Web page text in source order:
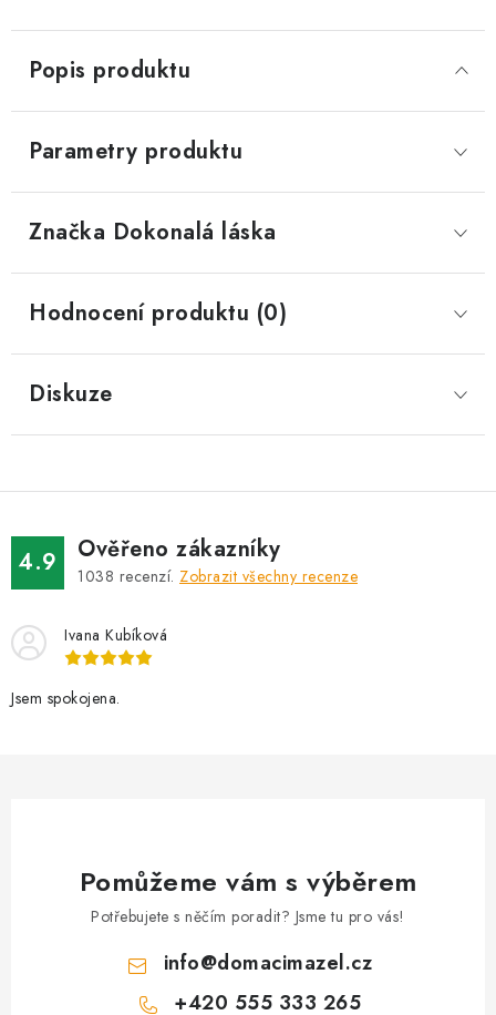
Popis produktu
Parametry produktu
Značka Dokonalá láska
Hodnocení produktu (0)
Diskuze
4.9 Ověřeno zákazníky
1038 recenzí. Zobrazit všechny recenze
Ivana Kubíková
Jsem spokojena.
Pomůžeme vám s výběrem
Potřebujete s něčím poradit? Jsme tu pro vás!
info@domacimazel.cz
+420 555 333 265